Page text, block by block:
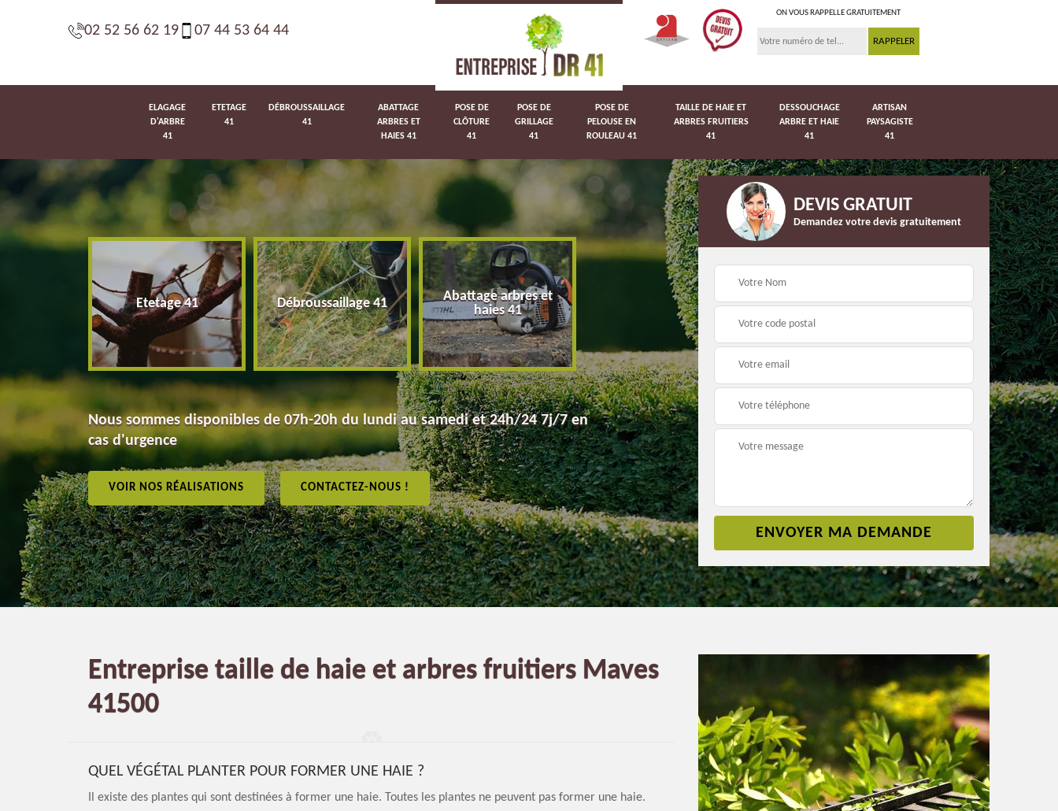
02 52 56 62 19 07 44 53 64 44
ON VOUS RAPPELLE GRATUITEMENT
ELAGAGE
D'ARBRE
41
ETETAGE
41
DÉBROUSSAILLAGE
41
ABATTAGE
ARBRES ET
HAIES 41
POSE DE
CLÔTURE
41
POSE DE
GRILLAGE
41
POSE DE
PELOUSE EN
ROULEAU 41
TAILLE DE HAIE ET
ARBRES FRUITIERS
41
DESSOUCHAGE
ARBRE ET HAIE
41
ARTISAN
PAYSAGISTE
41
Etetage 41 Débroussaillage 41
Abattage arbres et
haies 41
Pose de clôture 41 Pose de grillage 41
Pose de pelouse en
rouleau 41
Nous sommes disponibles de 07h-20h du lundi au samedi et 24h/24 7j/7 en
cas d'urgence
VOIR NOS RÉALISATIONS CONTACTEZ-NOUS !
DEVIS GRATUIT
Demandez votre devis gratuitement
Entreprise taille de haie et arbres fruitiers Maves
41500
QUEL VÉGÉTAL PLANTER POUR FORMER UNE HAIE ?
Il existe des plantes qui sont destinées à former une haie. Toutes les plantes ne peuvent pas former une haie.